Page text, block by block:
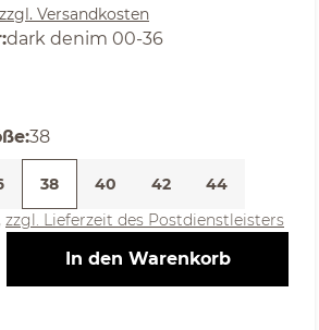
Versandkosten
auswählen
:dark denim 00-36
auswählen
:38
38 40 42
44
zzgl. Lieferzeit des Postdienstleisters
Gib den
In den Warenkorb